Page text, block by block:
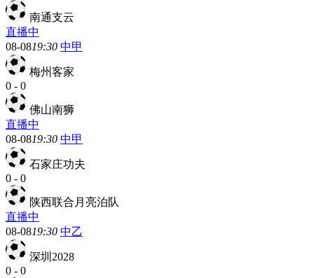
南通支云
直播中
08-0819:30 中甲
梅州客家
0 - 0
佛山南狮
直播中
08-0819:30 中甲
石家庄功夫
0 - 0
陕西联合月亮泊队
直播中
08-0819:30 中乙
深圳2028
0 - 0